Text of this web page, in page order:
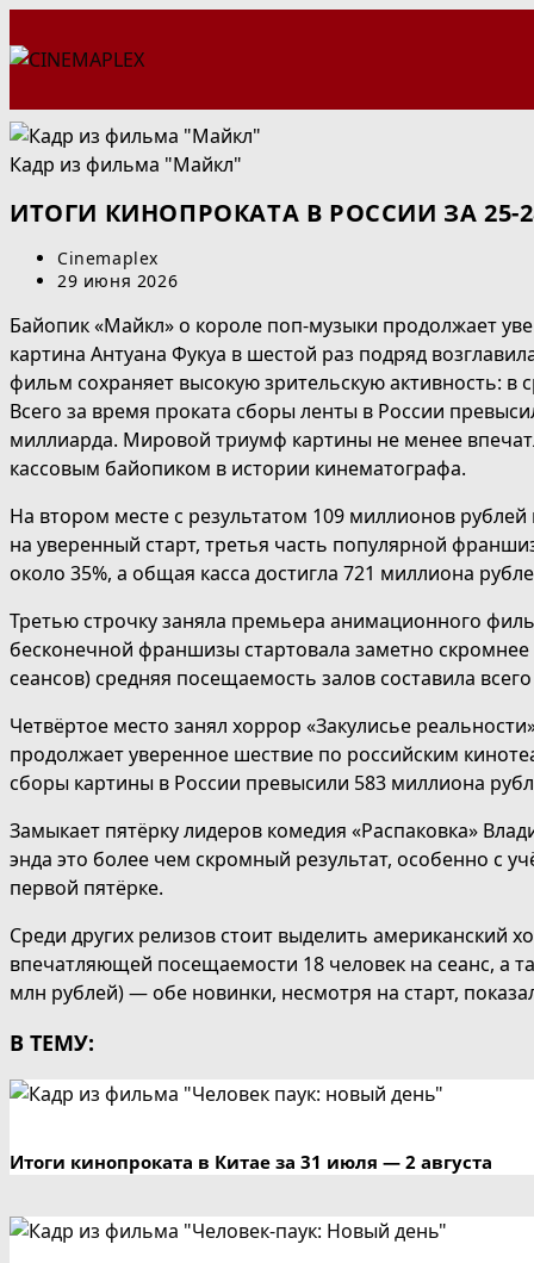
к
Кадр из фильма "Майкл"
ИТОГИ КИНОПРОКАТА В РОССИИ ЗА 25-
Автор
записи:
Cinemaplex
Запись
29 июня 2026
Байопик «Майкл» о короле поп-музыки продолжает
картина Антуана Фукуа в шестой раз подряд
фильм сохраняет высокую зрительскую активность:
Всего за время проката сборы ленты в России
миллиарда. Мировой триумф картины не менее
кассовым байопиком в истории кинематографа.
На втором месте с результатом 109 миллионов
на уверенный старт, третья часть популярной
около 35%, а общая касса достигла 721 миллиона
Третью строчку заняла премьера анимационного
бесконечной франшизы стартовала заметно
сеансов) средняя посещаемость залов составила
Четвёртое место занял хоррор «Закулисье
продолжает уверенное шествие по российским
сборы картины в России превысили 583 миллиона
Замыкает пятёрку лидеров комедия «Распаковка»
энда это более чем скромный результат, особенно с
первой пятёрке.
Среди других релизов стоит выделить американский
впечатляющей посещаемости 18 человек на сеанс, а
млн рублей) — обе новинки, несмотря на старт,
В ТЕМУ:
Итоги кинопроката в Китае за 31 июля — 2 августа